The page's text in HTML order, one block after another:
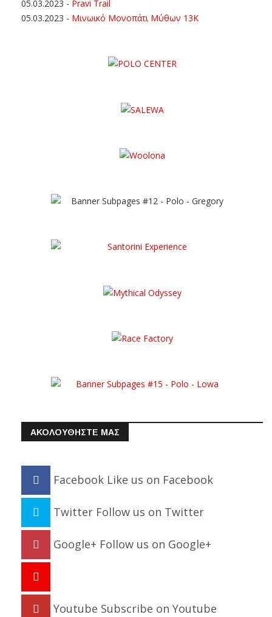
05.03.2023 - Pravi Trail
05.03.2023 - Μινωικό Μονοπάτι Μύθων 13Κ
ΑΚΟΛΟΥΘΗΣΤΕ ΜΑΣ
Facebook Like us on Facebook
Twitter Follow us on Twitter
Google+ Follow us on Google+
Youtube Subscribe on Youtube